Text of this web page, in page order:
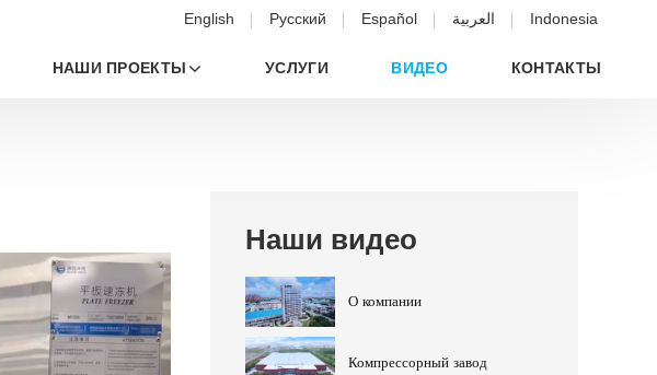
English Русский Español العربية Indonesia
НАШИ ПРОЕКТЫ УСЛУГИ ВИДЕО КОНТАКТЫ
Наши видео
О компании
Компрессорный завод